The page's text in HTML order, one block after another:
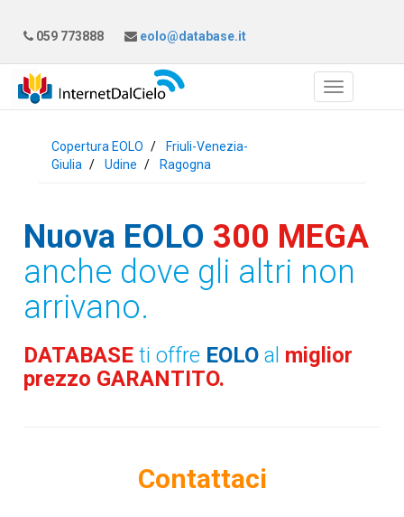
059 773888 eolo@database.it
Copertura EOLO
Friuli-Venezia-
Giulia
Udine Ragogna
Nuova EOLO 300 MEGA
anche dove gli altri non
arrivano.
DATABASEti offre EOLO al miglior
prezzo GARANTITO.
Contattaci